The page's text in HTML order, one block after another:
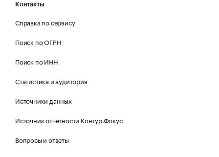
Контакты
Справка по сервису
Поиск по ОГРН
Поиск по ИНН
Статистика и аудитория
Источники данных
Источник отчетности Контур.Фокус
Вопросы и ответы